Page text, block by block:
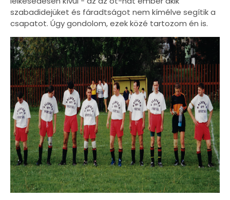
szabadidejüket és fáradtságot nem kímélve segítik a
csapatot. Úgy gondolom, ezek közé tartozom én is.